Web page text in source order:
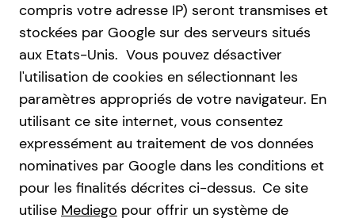
compris votre adresse IP) seront transmises et
stockées par Google sur des serveurs situés
aux Etats-Unis. Vous pouvez désactiver
l'utilisation de cookies en sélectionnant les
paramètres appropriés de votre navigateur. En
utilisant ce site internet, vous consentez
expressément au traitement de vos données
nominatives par Google dans les conditions et
pour les finalités décrites ci-dessus. Ce site
utilise Mediego pour offrir un système de